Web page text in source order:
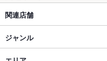
貸切
設備
Wi-Fi
関連店舗
ヴィレッジヴァンガードダイナー
ジャンル